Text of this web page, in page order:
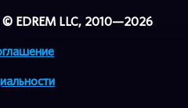
EDREM LLC, 2010—2026